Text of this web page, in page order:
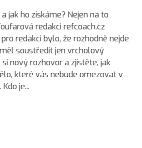
jak ho získáme? Nejen na to
redakci refcoach.cz
redakci bylo, že rozhodně nejde
soustředit jen vrcholový
nový rozhovor a zjistěte, jak
které vás nebude omezovat v
je...